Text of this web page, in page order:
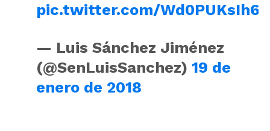
pic.twitter.com/Wd0PUKsIh6
— Luis Sánchez Jiménez
(@SenLuisSanchez) 19 de
enero de 2018